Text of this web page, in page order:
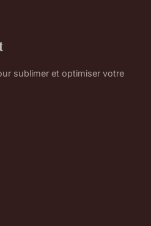
sublimer et optimiser votre